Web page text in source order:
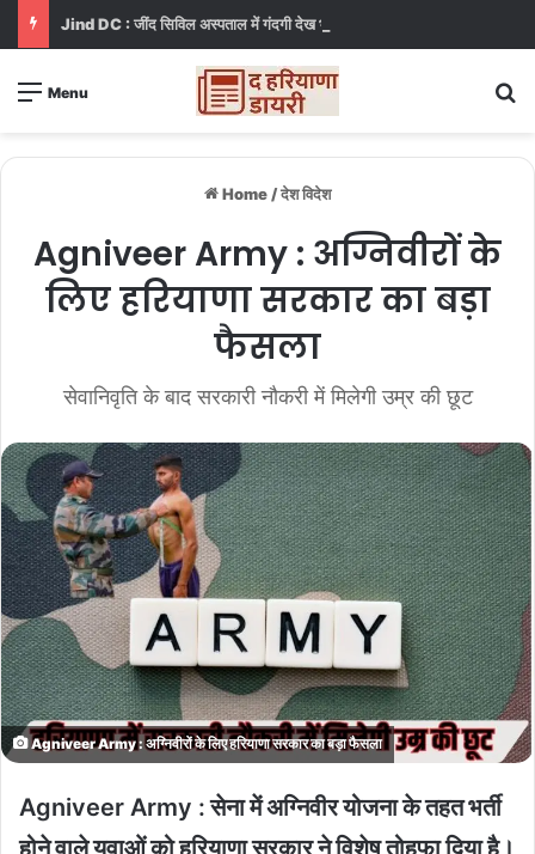
Menu
Home /देश विदेश
Agniveer Army : अग्निवीरों के
लिए हरियाणा सरकार का बड़ा
फैसला
सेवानिवृति के बाद सरकारी नौकरी में मिलेगी उम्र की छूट
Agniveer Army : अग्निवीरों के लिए हरियाणा सरकार का बड़ा फैसला
Agniveer Army :सेना में अग्निवीर योजना के तहत भर्ती
होने वाले युवाओं को हरियाणा सरकार ने विशेष तोहफा दिया है।